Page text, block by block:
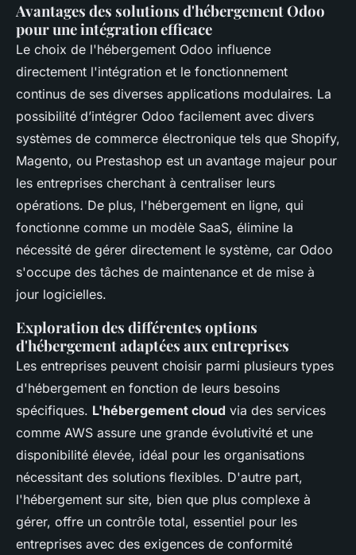
Avantages des solutions d'hébergement Odoo
pour une intégration efficace
Le choix de l'hébergement Odoo influence
directement l'intégration et le fonctionnement
continus de ses diverses applications modulaires. La
possibilité d’intégrer Odoo facilement avec divers
systèmes de commerce électronique tels que Shopify,
Magento, ou Prestashop est un avantage majeur pour
les entreprises cherchant à centraliser leurs
opérations. De plus, l'hébergement en ligne, qui
fonctionne comme un modèle SaaS, élimine la
nécessité de gérer directement le système, car Odoo
s'occupe des tâches de maintenance et de mise à
jour logicielles.
Exploration des différentes options
d'hébergement adaptées aux entreprises
Les entreprises peuvent choisir parmi plusieurs types
d'hébergement en fonction de leurs besoins
spécifiques. L'hébergement cloud via des services
comme AWS assure une grande évolutivité et une
disponibilité élevée, idéal pour les organisations
nécessitant des solutions flexibles. D'autre part,
l'hébergement sur site, bien que plus complexe à
gérer, offre un contrôle total, essentiel pour les
entreprises avec des exigences de conformité